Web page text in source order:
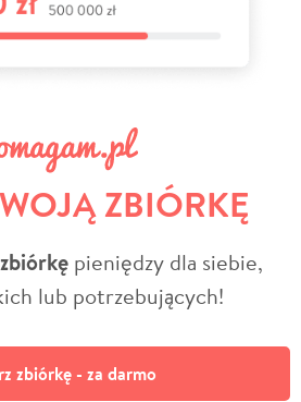
ZBIÓRKĘ
pieniędzy dla siebie,
lub potrzebujących!
zbiórkę - za darmo